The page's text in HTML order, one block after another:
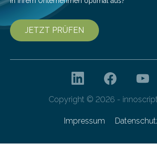
JETZT PRÜFEN
Copyright © 2026 -
Impressum